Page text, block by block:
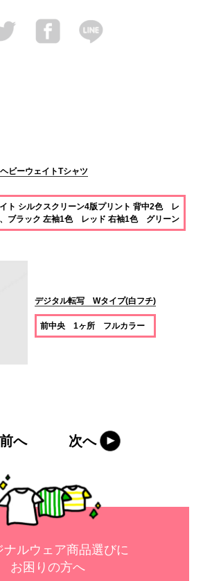
ビーウェイトTシャツ
ト シルクスクリーン4版プリント 背中2色 レ
ブラック 左袖1色 レッド 右袖1色 グリーン
デジタル転写 Wタイプ(白フチ)
前中央 1ヶ所 フルカラー
前へ 次へ
ナルウェア商品選びに
お困りの方へ